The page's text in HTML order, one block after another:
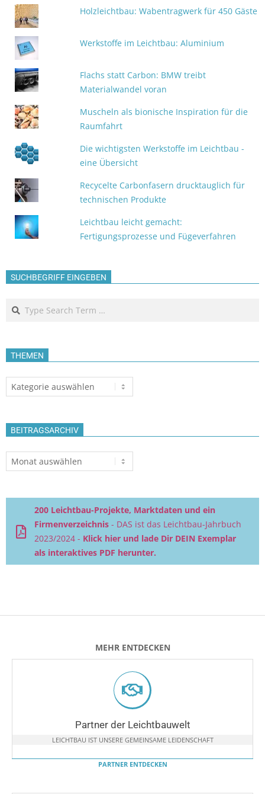
Holzleichtbau: Wabentragwerk für 450 Gäste
Werkstoffe im Leichtbau: Aluminium
Flachs statt Carbon: BMW treibt
Materialwandel voran
Muscheln als bionische Inspiration für die
Raumfahrt
Die wichtigsten Werkstoffe im Leichtbau -
eine Übersicht
Recycelte Carbonfasern drucktauglich für
technischen Produkte
Leichtbau leicht gemacht:
Fertigungsprozesse und Fügeverfahren
SUCHBEGRIFF EINGEBEN
Search
THEMEN
Themen
BEITRAGSARCHIV
Beitragsarchiv
200 Leichtbau-Projekte, Marktdaten und ein
Firmenverzeichnis - DAS ist das Leichtbau-Jahrbuch
2023/2024 - Klick hier und lade Dir DEIN Exemplar
als interaktives PDF herunter.
MEHR ENTDECKEN
Partner der Leichtbauwelt
LEICHTBAU IST UNSERE GEMEINSAME LEIDENSCHAFT
PARTNER ENTDECKEN